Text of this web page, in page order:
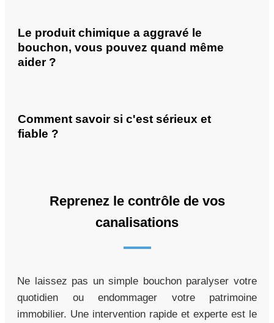
Le produit chimique a aggravé le
bouchon, vous pouvez quand même
aider ?
Comment savoir si c'est sérieux et
fiable ?
Reprenez le contrôle de vos
canalisations
Ne laissez pas un simple bouchon paralyser votre
quotidien ou endommager votre patrimoine
immobilier. Une intervention rapide et experte est le